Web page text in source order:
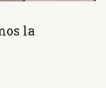
la